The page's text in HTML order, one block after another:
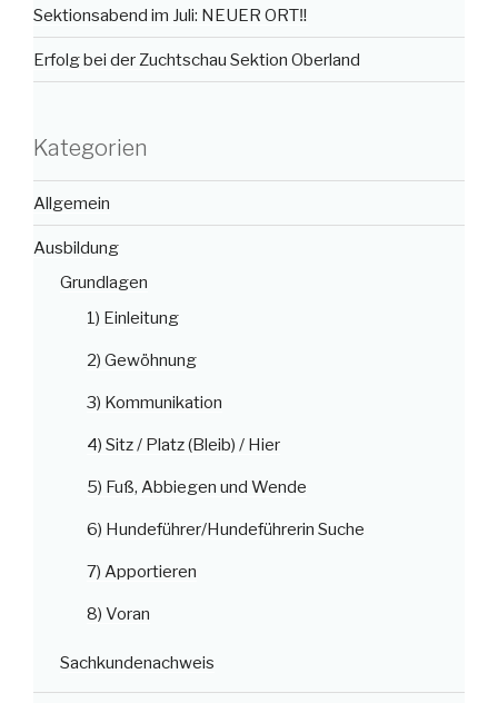
Sektionsabend im Juli: NEUER ORT‼️
Erfolg bei der Zuchtschau Sektion Oberland
Kategorien
Allgemein
Ausbildung
Grundlagen
1) Einleitung
2) Gewöhnung
3) Kommunikation
4) Sitz / Platz (Bleib) / Hier
5) Fuß, Abbiegen und Wende
6) Hundeführer/Hundeführerin Suche
7) Apportieren
8) Voran
Sachkundenachweis